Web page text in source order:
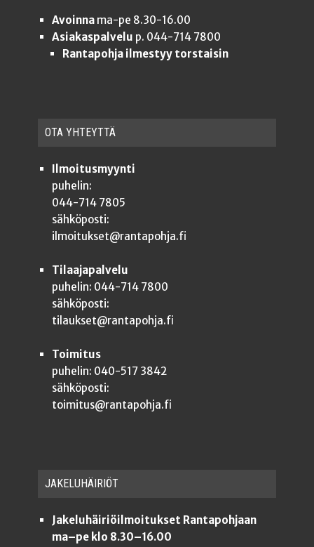
Avoinnama-pe 8.30-16.00
Asiakaspalvelu p. 044-714 7800
Rantapohja ilmestyy torstaisin
OTA YHTEYT­TÄ
Ilmoitusmyynti
puhelin:
044-714 7805
sähköposti:
ilmoitukset@rantapohja.fi
Tilaajapalvelu
puhelin: 044-714 7800
sähköposti:
tilaukset@rantapohja.fi
Toimitus
puhelin: 040-517 3842
sähköposti:
toimitus@rantapohja.fi
JAKE­LU­HÄI­RIÖT
Jakeluhäiriöilmoitukset Rantapohjaan
ma–pe klo 8.30–16.00